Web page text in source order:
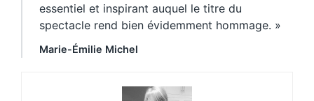
essentiel et inspirant auquel le titre du
spectacle rend bien évidemment hommage. »
Marie-Émilie Michel